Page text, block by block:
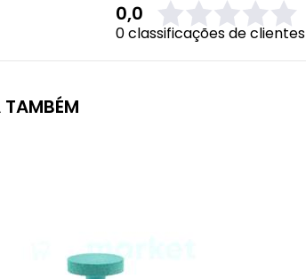
0,0
0 classificações de clientes
TAMBÉM